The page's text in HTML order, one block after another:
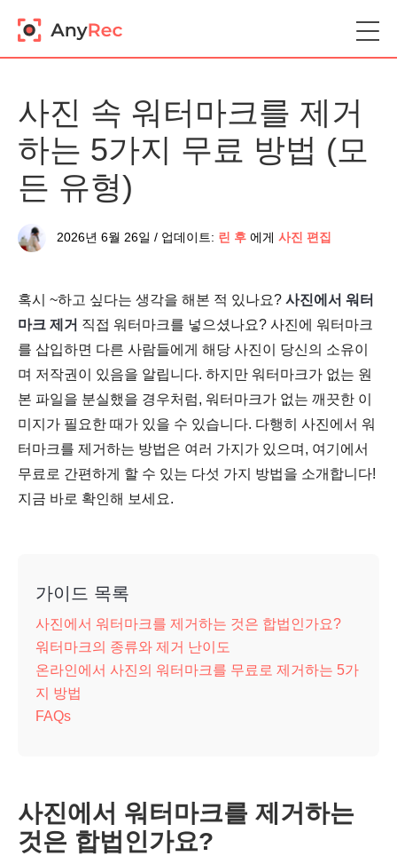
사진 속 워터마크를 제거
하는 5가지 무료 방법 (모
든 유형)
2026년 6월 26일 / 업데이트: 린 후 에게 사진 편집
혹시 ~하고 싶다는 생각을 해본 적 있나요? 사진에서 워터
마크 제거 직접 워터마크를 넣으셨나요? 사진에 워터마크
를 삽입하면 다른 사람들에게 해당 사진이 당신의 소유이
며 저작권이 있음을 알립니다. 하지만 워터마크가 없는 원
본 파일을 분실했을 경우처럼, 워터마크가 없는 깨끗한 이
미지가 필요한 때가 있을 수 있습니다. 다행히 사진에서 워
터마크를 제거하는 방법은 여러 가지가 있으며, 여기에서
무료로 간편하게 할 수 있는 다섯 가지 방법을 소개합니다!
지금 바로 확인해 보세요.
가이드 목록
사진에서 워터마크를 제거하는 것은 합법인가요?
워터마크의 종류와 제거 난이도
온라인에서 사진의 워터마크를 무료로 제거하는 5가
지 방법
FAQs
사진에서 워터마크를 제거하는
것은 합법인가요?